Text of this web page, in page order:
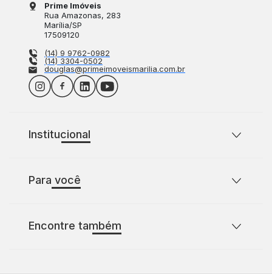
Prime Imóveis
Rua Amazonas, 283
Marília/SP
17509120
(14) 9 9762-0982
(14) 3304-0502
douglas@primeimoveismarilia.com.br
Institucional
Política de Privacidade
Para você
Casas para comprar com 3 quartos
Encontre também